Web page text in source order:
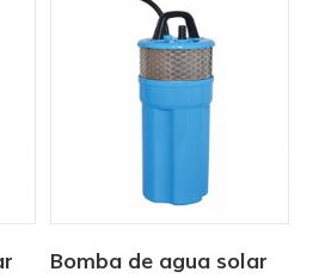
Bomba de agua solar